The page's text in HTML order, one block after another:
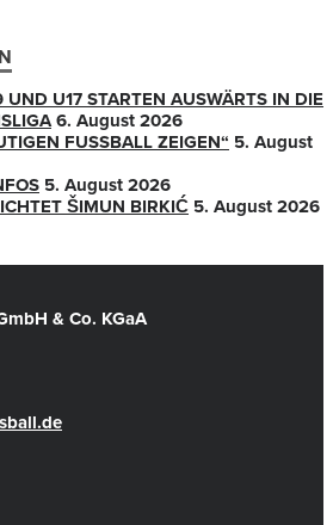
UND U17 STARTEN AUSWÄRTS IN DIE
6. August 2026
FUSSBALL ZEIGEN“
5. August
5. August 2026
ŠIMUN BIRKIĆ 5. August 2026
& Co. KGaA